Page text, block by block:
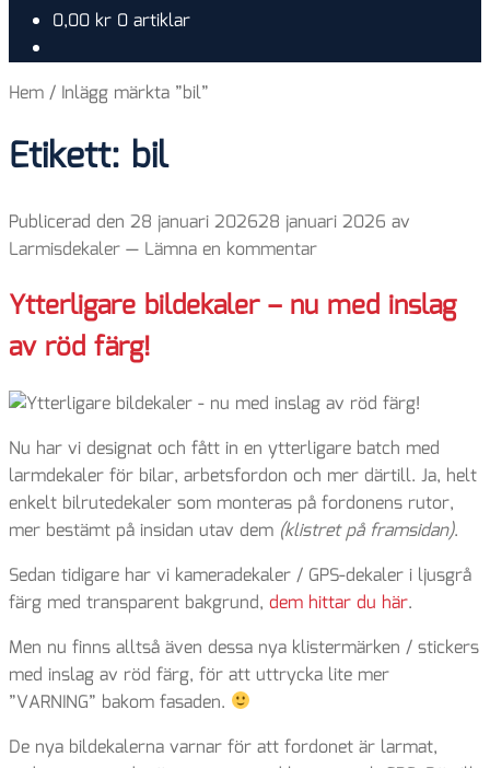
0,00 kr 0 artiklar
Hem / Inlägg märkta ”bil”
Etikett: bil
Publicerad den 28 januari 202628 januari 2026 av
Larmisdekaler — Lämna en kommentar
Ytterligare bildekaler – nu med inslag
av röd färg!
Nu har vi designat och fått in en ytterligare batch med
larmdekaler för bilar, arbetsfordon och mer därtill. Ja, helt
enkelt bilrutedekaler som monteras på fordonens rutor,
mer bestämt på insidan utav dem (klistret på framsidan).
Sedan tidigare har vi kameradekaler / GPS-dekaler i ljusgrå
färg med transparent bakgrund, dem hittar du här.
Men nu finns alltså även dessa nya klistermärken / stickers
med inslag av röd färg, för att uttrycka lite mer
”VARNING” bakom fasaden.
De nya bildekalerna varnar för att fordonet är larmat,